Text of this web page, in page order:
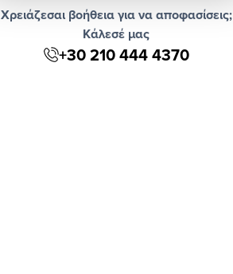
Χρειάζεσαι βοήθεια για να αποφασίσεις;
Κάλεσέ μας
+30 210 444 4370